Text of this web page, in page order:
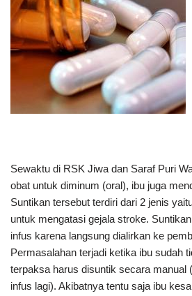
Sewaktu di RSK Jiwa dan Saraf Puri
obat untuk diminum (oral), ibu juga
Suntikan tersebut terdiri dari 2 jenis
untuk mengatasi gejala stroke.
infus karena langsung dialirkan ke
Permasalahan terjadi ketika ibu sudah
terpaksa harus disuntik secara manual
infus lagi). Akibatnya tentu saja ibu